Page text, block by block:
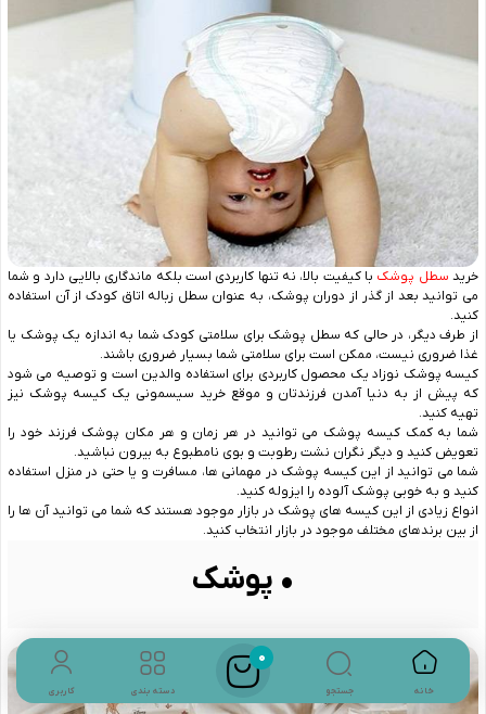
خرید سطل پوشک با کیفیت بالا، نه تنها کاربردی است بلکه ماندگاری بالایی دارد و شما
می ‌توانید بعد از گذر از دوران پوشک، به ‌عنوان سطل زباله اتاق کودک از آن استفاده
کنید.
از طرف دیگر، در حالی که سطل پوشک برای سلامتی کودک شما به اندازه یک پوشک یا
غذا ضروری نیست، ممکن است برای سلامتی شما بسیار ضروری باشند.
کیسه پوشک نوزاد یک محصول کاربردی برای استفاده والدین است و توصیه می‌ شود
که پیش از به دنیا آمدن فرزندتان و موقع خرید سیسمونی یک کیسه پوشک نیز
تهیه کنید.
شما به کمک کیسه پوشک می‌ توانید در هر زمان و هر مکان پوشک فرزند خود را
تعویض کنید و دیگر نگران نشت رطوبت و بوی نامطبوع به بیرون نباشید.
شما می ‌توانید از این کیسه پوشک در مهمانی‌ ها، مسافرت و یا حتی در منزل استفاده
کنید و به خوبی پوشک آلوده را ایزوله کنید.
انواع زیادی از این کیسه‌ های پوشک در بازار موجود هستند که شما می‌ توانید آن ‌ها را
از بین برندهای مختلف موجود در بازار انتخاب کنید.
• پوشک
خانه جستجو
0
دسته بندی کاربری